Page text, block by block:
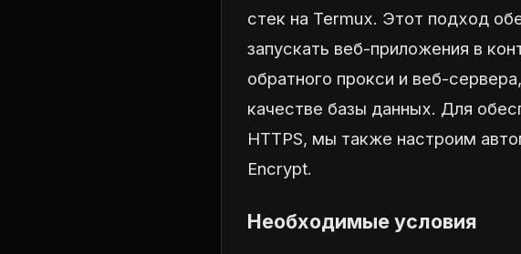
стек на Termux. Этот подход
запускать веб-приложения в
обратного прокси и веб-
качестве базы данных. Для
HTTPS, мы также настроим
Encrypt.
Необходимые условия